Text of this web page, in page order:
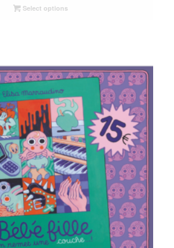
Select options